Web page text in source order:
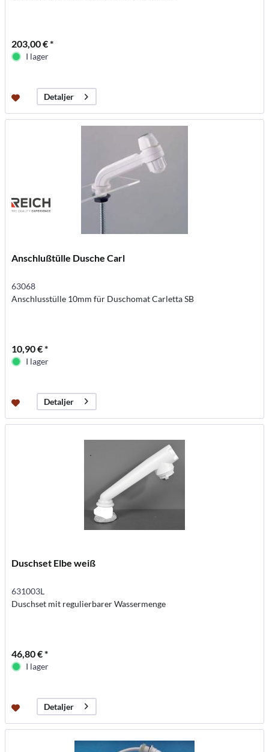
203,00 € *
I lager
Detaljer
Anschlußtülle Dusche Carl
63068
Anschlusstülle 10mm für Duschomat Carletta SB
10,90 € *
I lager
Detaljer
Duschset Elbe weiß
631003L
Duschset mit regulierbarer Wassermenge
46,80 € *
I lager
Detaljer